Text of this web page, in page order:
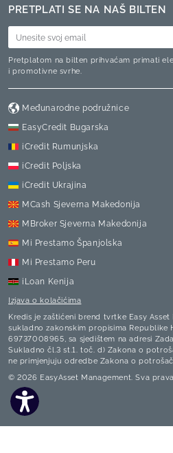
PRETPLATI SE NA NAŠ BILTEN
Pretplatom na bilten prihvaćam primati
i promotivne svrhe.
Međunarodne podružnice
EasyCredit Bugarska
iCredit Rumunjska
iCredit Poljska
iCredit Ukrajina
MCash Sjeverna Makedonija
MBroker Sjeverna Makedonija
Mi Prestamo Španjolska
Mi Prestamo Peru
iLoan Kenija
Izjava o kolačićima
Kredis je zaštićeni brend tvrtke Easy Asset
sukladno zakonskim propisima Republike
69737008965, sa sjedištem na adresi
Sukladno čl.3 st.1. toč. d) Zakona o
ne primjenjuju odredbe Zakona o
© 2026 EasyAsset Management. Sva